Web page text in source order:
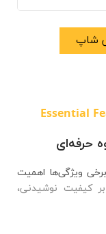
شاپ
Essential
حرفه‌ای
ویژگی‌ها اهمیت
کیفیت نوشیدنی،